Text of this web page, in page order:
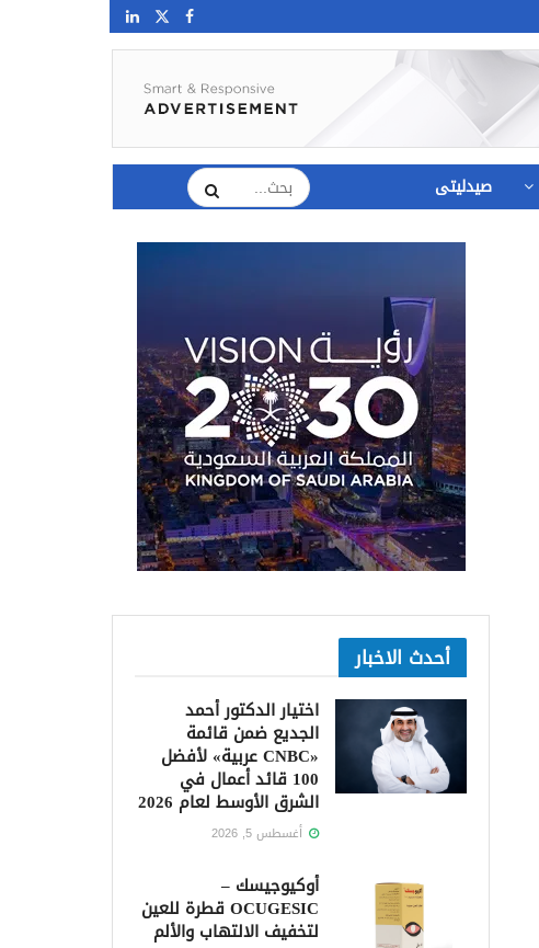
صيدليتى
أحدث الاخبار
اختيار الدكتور أحمد
الجديع ضمن قائمة
«CNBC عربية» لأفضل
100 قائد أعمال في
الشرق الأوسط لعام 2026
أغسطس 5, 2026
أوكيوجيسك –
OCUGESIC قطرة للعين
لتخفيف الالتهاب والألم